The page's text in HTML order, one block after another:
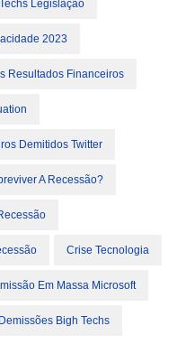
Legislação
2023
Resultados Financeiros
Demitidos Twitter
A Recessão?
Crise Tecnologia
Em Massa Microsoft
Demissões Bigh Techs